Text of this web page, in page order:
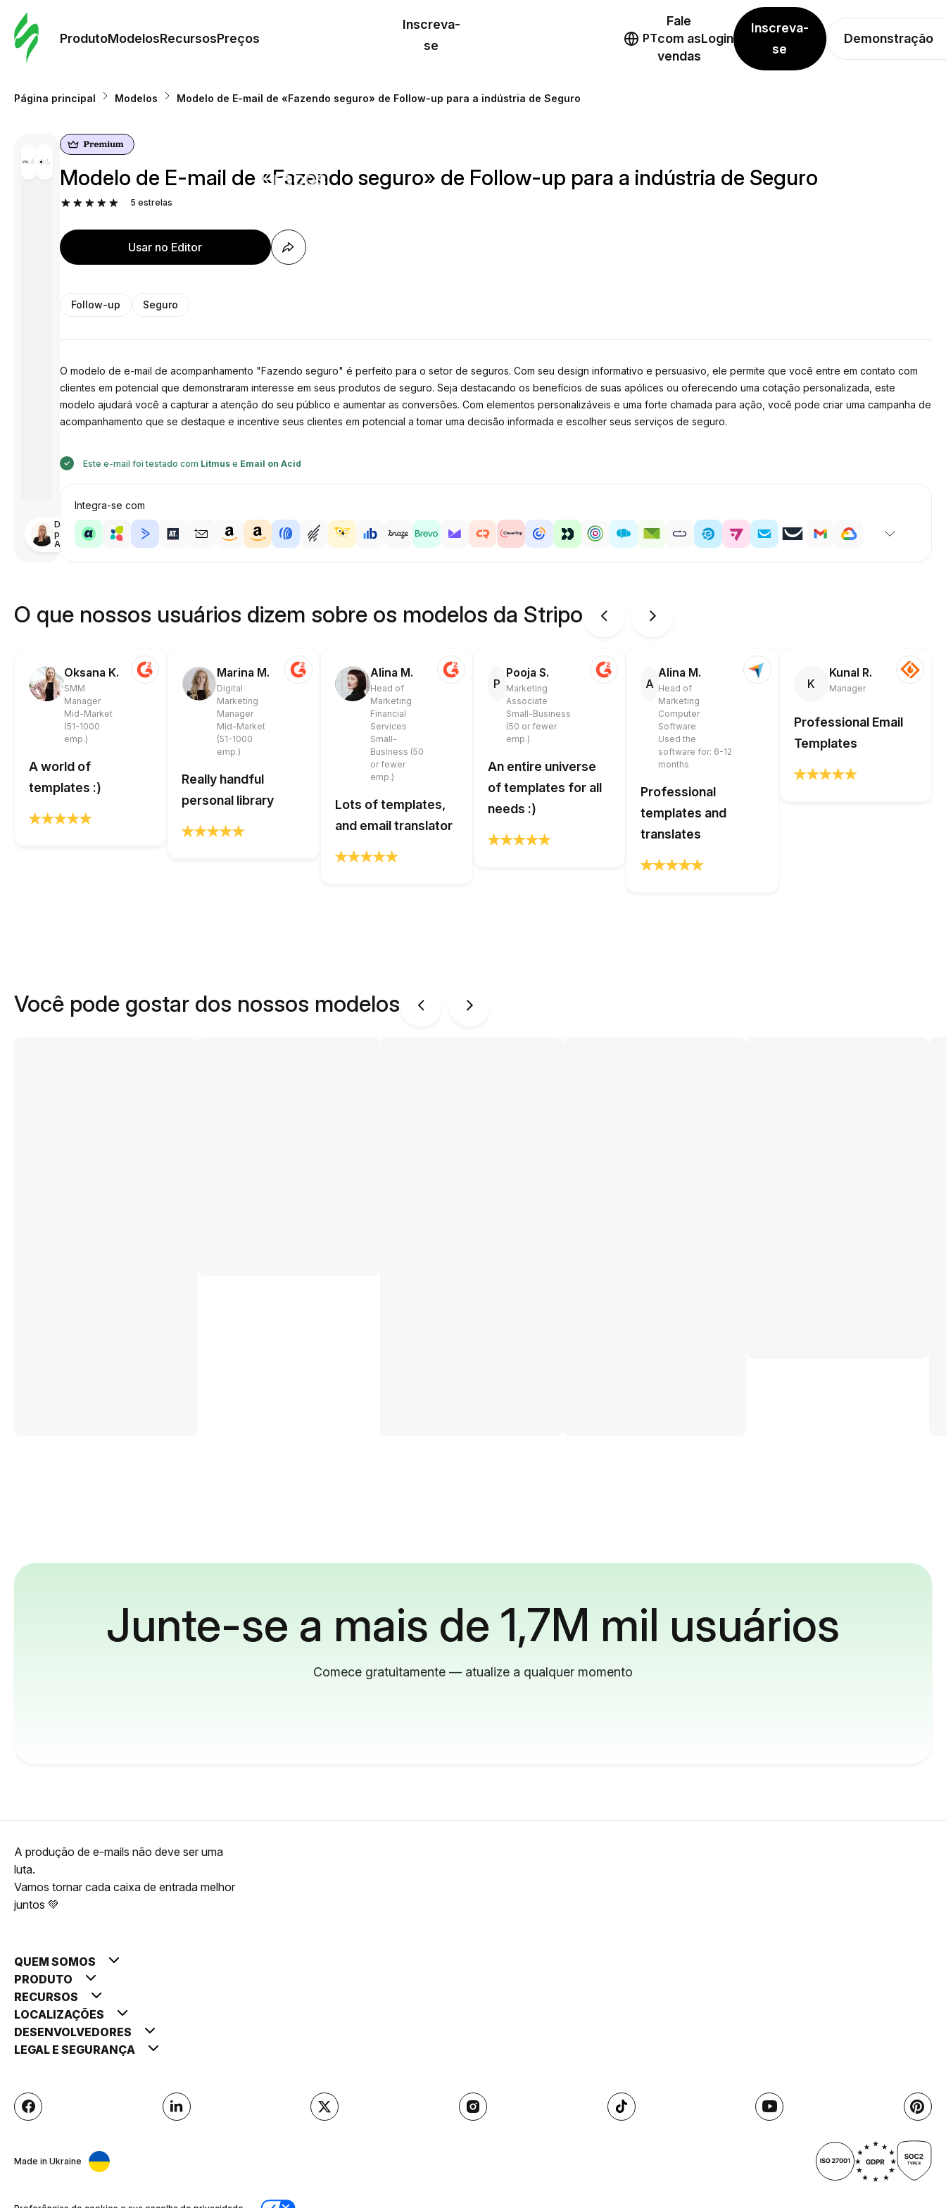
ProdutoModelosRecursosPreços
Preços
Inscreva-
se
PT
Fale
com as
vendas
Login
Inscreva-
se
Demonstração
Página principal Modelos Modelo de E-mail de «Fazendo seguro» de Follow-up para a indústria de Seguro
Desenhado
por
Anastasiia
Modelo de E-mail de «Fazendo seguro» de Follow-up para a indústria de Seguro
5 estrelas
Usar no Editor
Follow-up Seguro
O modelo de e-mail de acompanhamento "Fazendo seguro" é perfeito para o setor de seguros. Com seu design informativo e persuasivo, ele permite que você entre em contato com
clientes em potencial que demonstraram interesse em seus produtos de seguro. Seja destacando os benefícios de suas apólices ou oferecendo uma cotação personalizada, este
modelo ajudará você a capturar a atenção do seu público e aumentar as conversões. Com elementos personalizáveis ​​e uma forte chamada para ação, você pode criar uma campanha de
acompanhamento que se destaque e incentive seus clientes em potencial a tomar uma decisão informada e escolher seus serviços de seguro.
Este e-mail foi testado com Litmuse Email on Acid
Integra-se com
O que nossos usuários dizem sobre os modelos da Stripo
Oksana K.
SMM
Manager
Mid-Market
(51-1000
emp.)
A world of
templates :)
Marina M.
Digital
Marketing
Manager
Mid-Market
(51-1000
emp.)
Really handful
personal library
Alina M.
Head of
Marketing
Financial
Services
Small-
Business (50
or fewer
emp.)
Lots of templates,
and email translator
P
Pooja S.
Marketing
Associate
Small-Business
(50 or fewer
emp.)
An entire universe
of templates for all
needs :)
A
Alina M.
Head of
Marketing
Computer
Software
Used the
software for: 6-12
months
Professional
templates and
translates
K
Kunal R.
Manager
Professional Email
Templates
Você pode gostar dos nossos modelos
Junte-se a mais de 1,7M mil usuários
Comece gratuitamente — atualize a qualquer momento
A produção de e-mails não deve ser uma
luta.
Vamos tornar cada caixa de entrada melhor
juntos 💚
QUEM SOMOS
PRODUTO
RECURSOS
LOCALIZAÇÕES
DESENVOLVEDORES
LEGAL E SEGURANÇA
Made in Ukraine